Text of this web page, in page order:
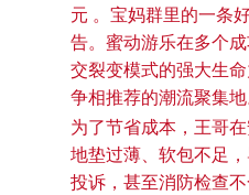
元 。宝妈群里的一条
告。蜜动游乐在多个
交裂变模式的强大生
争相推荐的潮流聚集地
为了节省成本，王哥
地垫过薄、软包不足
投诉，甚至消防检查